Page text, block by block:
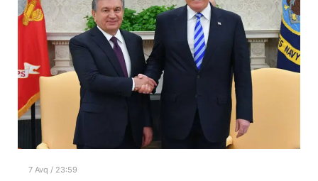
7 Avq / 23:59